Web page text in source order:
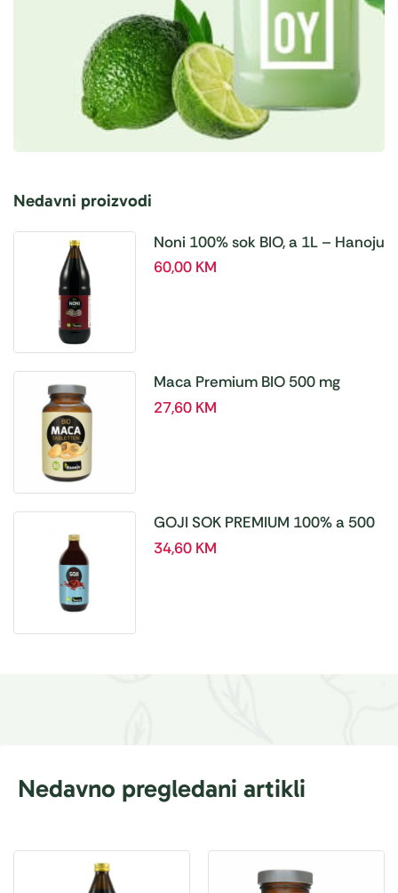
Nedavni proizvodi
Noni 100% sok BIO, a 1L – Hanoju
60,00 KM
Maca Premium BIO 500 mg
tablete, a180 tbl – Hanoju
27,60 KM
GOJI SOK PREMIUM 100% a 500
ml
34,60 KM
Nedavno pregledani artikli